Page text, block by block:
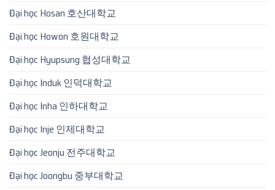
Đại học Hosan 호산대학교
Đại học Howon 호원대학교
Đại học Hyupsung 협성대학교
Đại học Induk 인덕대학교
Đại học Inha 인하대학교
Đại học Inje 인제대학교
Đại học Jeonju 전주대학교
Đại học Joongbu 중부대학교